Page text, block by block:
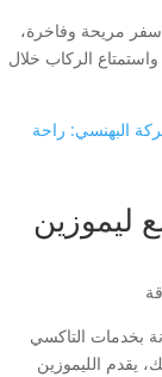
مريحة وفاخرة،
الركاب خلال
البهنسي: راحة
ليموزين
بخدمات التاكسي
يقدم الليموزين